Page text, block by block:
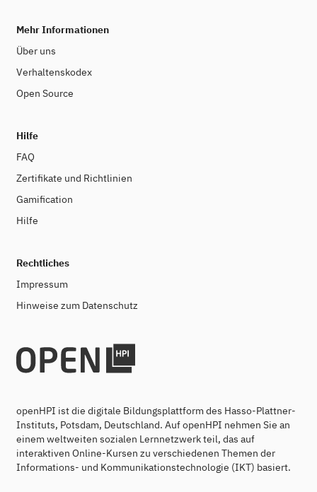
Mehr Informationen
Über uns
Verhaltenskodex
Open Source
Hilfe
FAQ
Zertifikate und Richtlinien
Gamification
Hilfe
Rechtliches
Impressum
Hinweise zum Datenschutz
openHPI ist die digitale Bildungsplattform des Hasso-Plattner-
Instituts, Potsdam, Deutschland. Auf openHPI nehmen Sie an
einem weltweiten sozialen Lernnetzwerk teil, das auf
interaktiven Online-Kursen zu verschiedenen Themen der
Informations- und Kommunikationstechnologie (IKT) basiert.